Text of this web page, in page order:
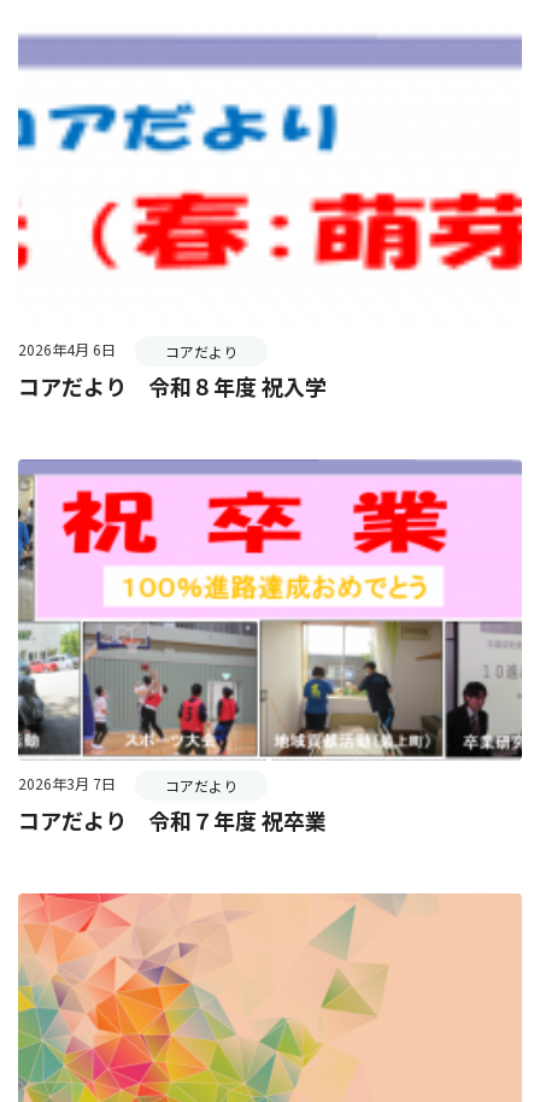
2026年4月 6日 コアだより
コアだより 令和８年度 祝入学
2026年3月 7日 コアだより
コアだより 令和７年度 祝卒業